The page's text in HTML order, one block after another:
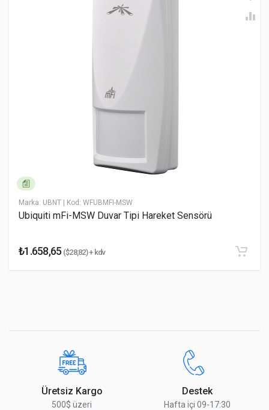
Marka: UBNT | Kod: WFUBMFI-MSW
Ubiquiti mFi-MSW Duvar Tipi Hareket Sensörü
₺1.658,65 ($28,82) + kdv
Üretsiz Kargo
500$ üzeri
Destek
Hafta içi 09-17:30